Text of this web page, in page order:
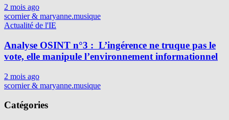
2 mois ago
scornier & maryanne.musique
Actualité de l'IE
Analyse OSINT n°3 : L’ingérence ne truque pas le
vote, elle manipule l’environnement informationnel
2 mois ago
scornier & maryanne.musique
Catégories